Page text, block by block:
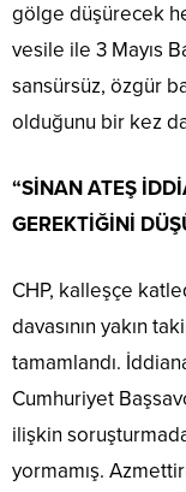
gölge düşürecek
vesile ile 3 Mayıs
sansürsüz, özgür
olduğunu bir kez
“SİNAN ATEŞ
GEREKTİĞİNİ
CHP, kalleşçe
davasının yakın
tamamlandı.
Cumhuriyet
ilişkin
yormamış.